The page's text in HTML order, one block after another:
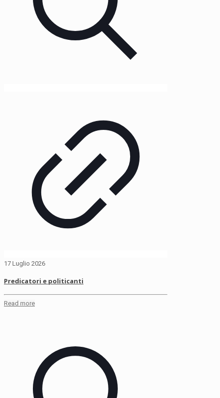
17 Luglio 2026
Predicatori e politicanti
Read more